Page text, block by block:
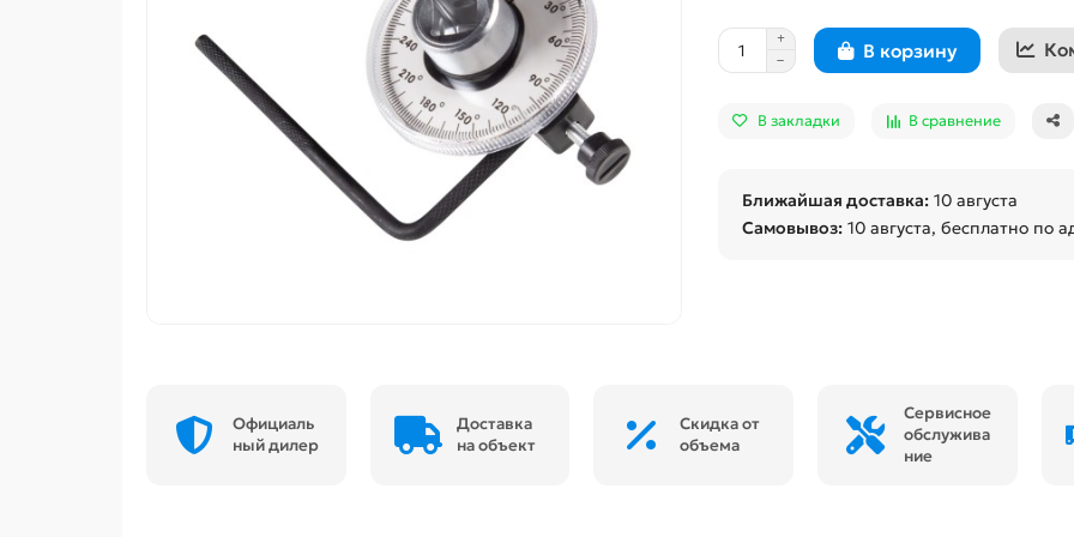
В корзину
В закладки В сравнение
Ближайшая доставка: 10 августа
Самовывоз: 10 августа, бесплатно по
Официаль
ный дилер
Доставка
на объект
Скидка от
объема
Сервисное
обслужива
ние